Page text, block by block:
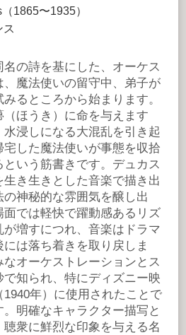
1865〜1935）
ス
の詩を基にした、オーケス
、魔法使いの留守中、弟子が
るところから始まります。
ほうき）に命を与えます
浸しになる大混乱を引き起
した魔法使いが事態を収拾
いう筋書きです。デュカス
き生きとした音楽で描き出
神秘的な雰囲気を醸し出
面では軽快で躍動感あるリズ
が増すにつれ、音楽はドラマ
は落ち着きを取り戻しま
オーケストレーションとス
で知られ、特にディズニー映
年）に使用されたことで
明確なキャラクター描写と
衆に鮮烈な印象を与える名